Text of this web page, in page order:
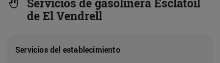
Servicios de gasolinera Esclatoil
de El Vendrell
Servicios del establecimiento